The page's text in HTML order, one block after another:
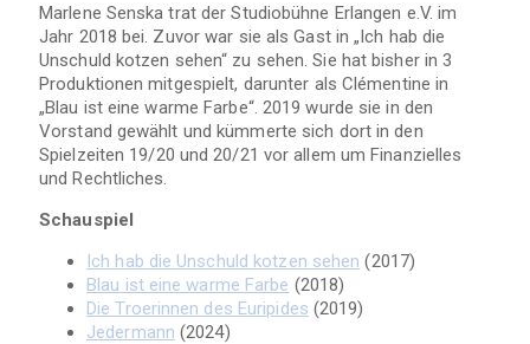
Marlene Senska trat der Studiobühne Erlangen e.V. im
Jahr 2018 bei. Zuvor war sie als Gast in „Ich hab die
Unschuld kotzen sehen“ zu sehen. Sie hat bisher in 3
Produktionen mitgespielt, darunter als Clémentine in
„Blau ist eine warme Farbe“. 2019 wurde sie in den
Vorstand gewählt und kümmerte sich dort in den
Spielzeiten 19/20 und 20/21 vor allem um Finanzielles
und Rechtliches.
Schauspiel
Ich hab die Unschuld kotzen sehen (2017)
Blau ist eine warme Farbe (2018)
Die Troerinnen des Euripides (2019)
Jedermann (2024)